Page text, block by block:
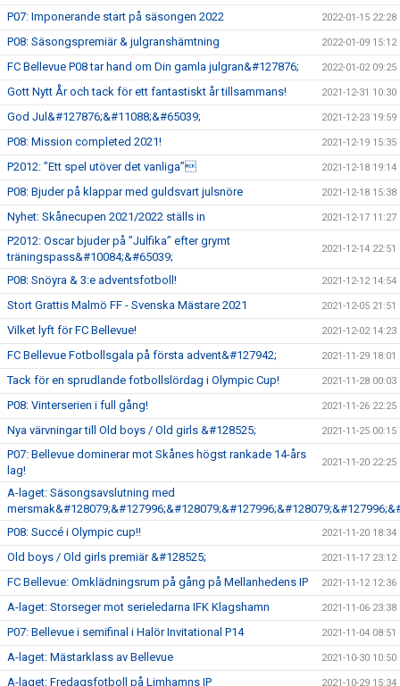
P07: Imponerande start på säsongen 2022 2022-01-15 22:28
P08: Säsongspremiär & julgranshämtning 2022-01-09 15:12
FC Bellevue P08 tar hand om Din gamla julgran&#127876; 2022-01-02 09:25
Gott Nytt År och tack för ett fantastiskt år tillsammans! 2021-12-31 10:30
God Jul&#127876;&#11088;&#65039; 2021-12-23 19:59
P08: Mission completed 2021! 2021-12-19 15:35
P2012: ”Ett spel utöver det vanliga” 2021-12-18 19:14
P08: Bjuder på klappar med guldsvart julsnöre 2021-12-18 15:38
Nyhet: Skånecupen 2021/2022 ställs in 2021-12-17 11:27
P2012: Oscar bjuder på ”Julfika” efter grymt
träningspass&#10084;&#65039;
2021-12-14 22:51
P08: Snöyra & 3:e adventsfotboll! 2021-12-12 14:54
Stort Grattis Malmö FF - Svenska Mästare 2021 2021-12-05 21:51
Vilket lyft för FC Bellevue! 2021-12-02 14:23
FC Bellevue Fotbollsgala på första advent&#127942; 2021-11-29 18:01
Tack för en sprudlande fotbollslördag i Olympic Cup! 2021-11-28 00:03
P08: Vinterserien i full gång! 2021-11-26 22:25
Nya värvningar till Old boys / Old girls &#128525; 2021-11-25 00:15
P07: Bellevue dominerar mot Skånes högst rankade 14-års
lag!
2021-11-20 22:25
A-laget: Säsongsavslutning med
P08: Succé i Olympic cup!!
2021-11-20 18:34
Old boys / Old girls premiär &#128525; 2021-11-17 23:12
FC Bellevue: Omklädningsrum på gång på Mellanhedens IP 2021-11-12 12:36
A-laget: Storseger mot serieledarna IFK Klagshamn 2021-11-06 23:38
P07: Bellevue i semifinal i Halör Invitational P14 2021-11-04 08:51
A-laget: Mästarklass av Bellevue 2021-10-30 10:50
A-laget: Fredagsfotboll på Limhamns IP 2021-10-29 15:34